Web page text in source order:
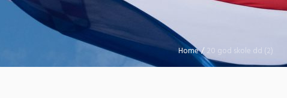
Home/20 god skole dd (2)